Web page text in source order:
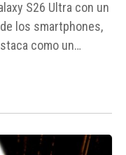
S26 Ultra con un
los smartphones,
como un
de vanguardia.